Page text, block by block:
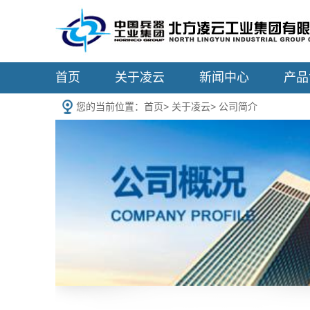
首页 关于凌云 新闻中心 产
您的当前位置： 首页> 关于凌云> 公司简介